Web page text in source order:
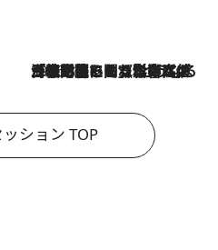
2026.8.3
「住宅建てられない…」「サーチャージ料の高値が続いている」ホルムズ海峡封鎖による影響はいつまで続く？《エネルギー専門家に聞く“どうなる日本の暮らし”》
ション TOP